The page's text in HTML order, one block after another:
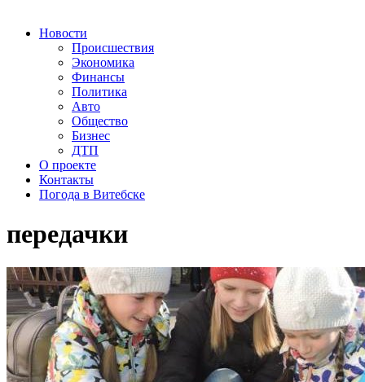
Новости
Происшествия
Экономика
Финансы
Политика
Авто
Общество
Бизнес
ДТП
О проекте
Контакты
Погода в Витебске
передачки